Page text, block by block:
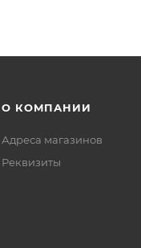
О КОМПАНИИ
Адреса магазинов
Реквизиты